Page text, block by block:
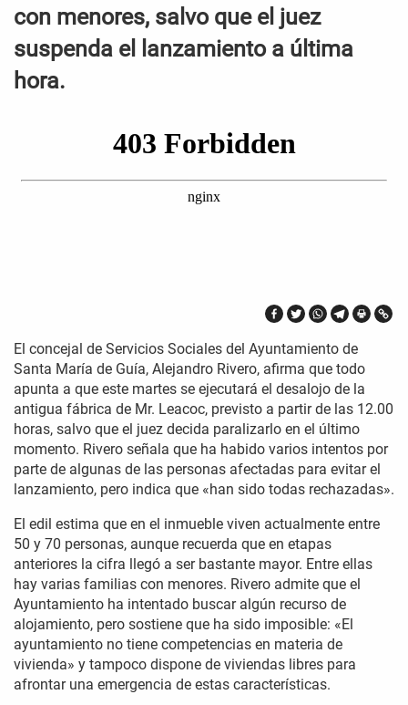
con menores, salvo que el juez
suspenda el lanzamiento a última
hora.
El concejal de Servicios Sociales del Ayuntamiento de
Santa María de Guía, Alejandro Rivero, afirma que todo
apunta a que este martes se ejecutará el desalojo de la
antigua fábrica de Mr. Leacoc, previsto a partir de las 12.00
horas, salvo que el juez decida paralizarlo en el último
momento. Rivero señala que ha habido varios intentos por
parte de algunas de las personas afectadas para evitar el
lanzamiento, pero indica que «han sido todas rechazadas».
El edil estima que en el inmueble viven actualmente entre
50 y 70 personas, aunque recuerda que en etapas
anteriores la cifra llegó a ser bastante mayor. Entre ellas
hay varias familias con menores. Rivero admite que el
Ayuntamiento ha intentado buscar algún recurso de
alojamiento, pero sostiene que ha sido imposible: «El
ayuntamiento no tiene competencias en materia de
vivienda» y tampoco dispone de viviendas libres para
afrontar una emergencia de estas características.